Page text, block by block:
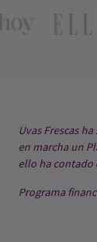
Uvas Frescas
en marcha un
ello ha contado
Programa